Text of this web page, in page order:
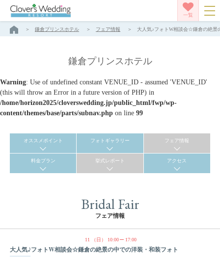
一覧
鎌倉プリンスホテル フェア情報 大人気♪フォトW相談会☆鎌倉の絶景
鎌倉プリンスホテル
Warning: Use of undefined constant VENUE_ID - assumed 'VENUE_ID'
(this will throw an Error in a future version of PHP) in
/home/horizon2025/cloverswedding.jp/public_html/fwp/wp-
content/themes/base/parts/subnav.php on line 99
オススメポイント フォトギャラリー フェア情報
料金プラン 挙式レポート アクセス
Bridal Fair
フェア情報
11 （日） 10:00 17:00
大人気♪フォトW相談会☆鎌倉の絶景の中での洋装・和装フォト